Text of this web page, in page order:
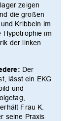
zeigen
die großen
Kribbeln im
Hypotrophie im
der linken
Der
lässt ein EKG
und
Frau K.
seine Praxis